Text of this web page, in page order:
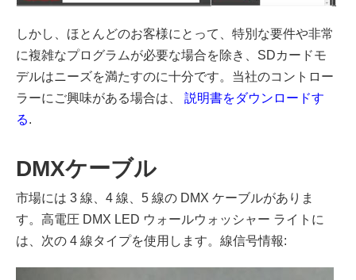
しかし、ほとんどのお客様にとって、特別な要件や非常
に複雑なプログラムが必要な場合を除き、SDカードモ
デルはニーズを満たすのに十分です。当社のコントロー
ラーにご興味がある場合は、 説明書をダウンロードす
る.
DMXケーブル
市場には 3 線、4 線、5 線の DMX ケーブルがありま
す。高電圧 DMX LED ウォールウォッシャー ライトに
は、次の 4 線タイプを使用します。線信号情報: